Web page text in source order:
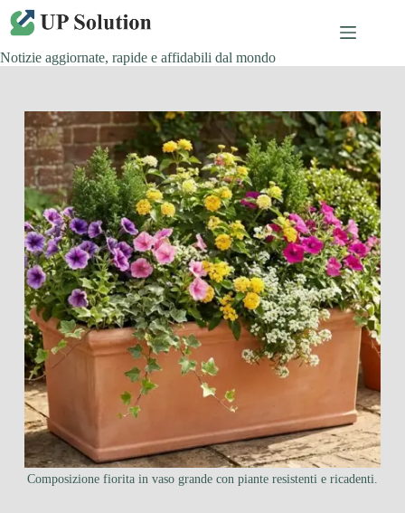
Salta
contenuto
Notizie aggiornate, rapide e affidabili dal mondo
Composizione fiorita in vaso grande con piante resistenti e ricadenti.